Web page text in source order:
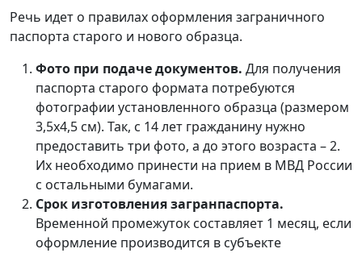
Речь идет о правилах оформления заграничного
паспорта старого и нового образца.
Фото при подаче документов. Для получения
паспорта старого формата потребуются
фотографии установленного образца (размером
3,5x4,5 см). Так, с 14 лет гражданину нужно
предоставить три фото, а до этого возраста – 2.
Их необходимо принести на прием в МВД России
с остальными бумагами.
Срок изготовления загранпаспорта.
Временной промежуток составляет 1 месяц, если
оформление производится в субъекте